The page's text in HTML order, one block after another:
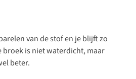
van de stof en je blijft zo
broek is niet waterdicht, maar
beter.